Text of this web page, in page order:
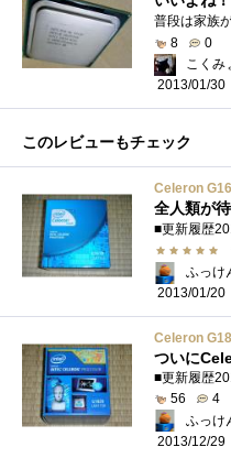
8
0
こくみ
2013/01/30
このレビューもチェック
Celeron
ふっけ
2013/01/20
Celeron
56
4
ふっけ
2013/12/29